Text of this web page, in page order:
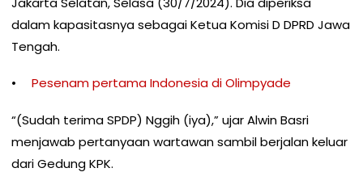
dalam kapasitasnya sebagai Ketua Komisi D DPRD Jawa
Tengah.
Pesenam pertama Indonesia di Olimpyade
“(Sudah terima SPDP) Nggih (iya),” ujar Alwin Basri
menjawab pertanyaan wartawan sambil berjalan keluar
dari Gedung KPK.